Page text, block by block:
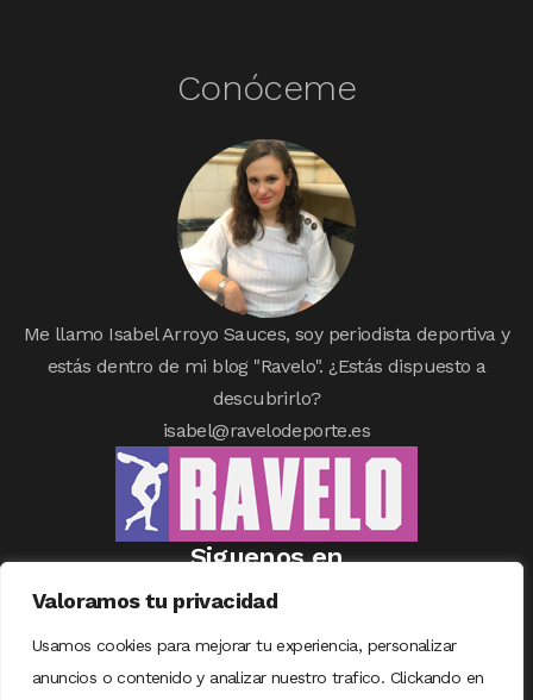
Valoramos tu privacidad
Usamos cookies para mejorar tu experiencia, personalizar
anuncios o contenido y analizar nuestro trafico. Clickando en
Conóceme
Me llamo Isabel Arroyo Sauces, soy periodista deportiva y
estás dentro de mi blog "Ravelo". ¿Estás dispuesto a
descubrirlo?
isabel@ravelodeporte.es
Siguenos en